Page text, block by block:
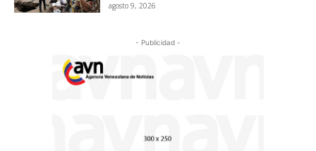
agosto 9, 2026
- Publicidad -